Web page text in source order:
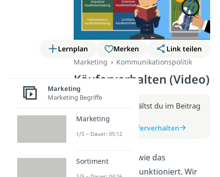
Lernplan Merken
Link teilen
Marketing
Kommunikationspolitik
Käuferverhalten (Video)
Weitere Infos erhältst du im Beitrag
zum Video
zum Beitrag: Käuferverhalten
Hier erfährst du, wie das
Käuferverhalten funktioniert. Wir
Marketing
Marketing Begriffe
Marketing
1/5 – Dauer: 05:12
Sortiment